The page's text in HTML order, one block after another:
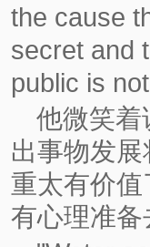
the cause
secret and
public is
他微笑着
出事物发
重太有价
有心理准备